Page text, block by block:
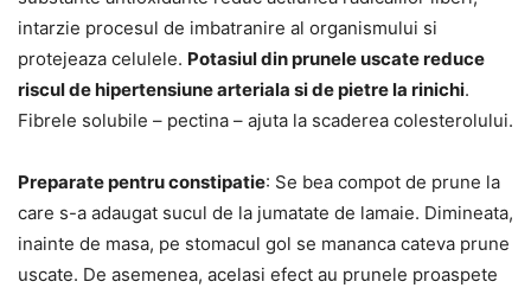
intarzie procesul de imbatranire al organismului si
protejeaza celulele. Potasiul din prunele uscate reduce
riscul de hipertensiune arteriala si de pietre la rinichi.
Fibrele solubile – pectina – ajuta la scaderea colesterolului.
Preparate pentru constipatie: Se bea compot de prune la
care s-a adaugat sucul de la jumatate de lamaie. Dimineata,
inainte de masa, pe stomacul gol se mananca cateva prune
uscate. De asemenea, acelasi efect au prunele proaspete